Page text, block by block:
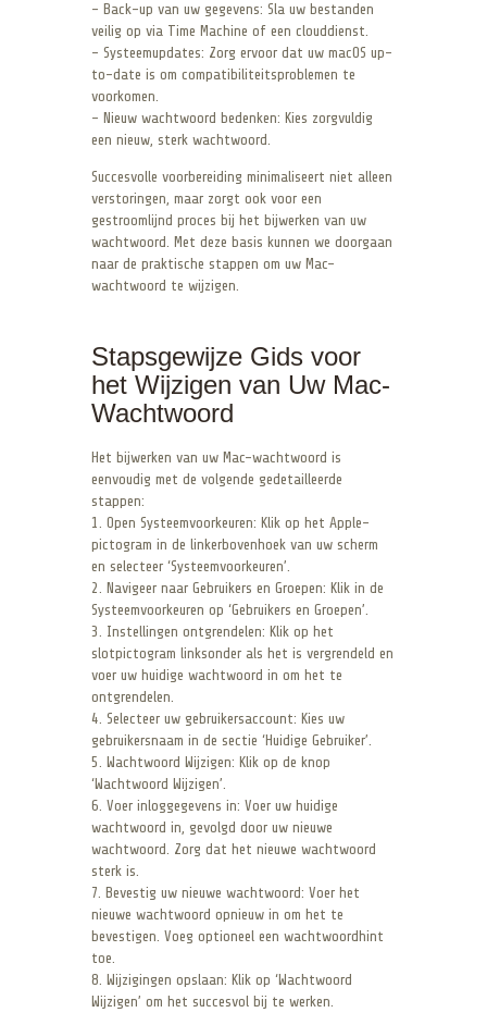
– Back-up van uw gegevens: Sla uw bestanden
veilig op via Time Machine of een clouddienst.
– Systeemupdates: Zorg ervoor dat uw macOS up-
to-date is om compatibiliteitsproblemen te
voorkomen.
– Nieuw wachtwoord bedenken: Kies zorgvuldig
een nieuw, sterk wachtwoord.
Succesvolle voorbereiding minimaliseert niet alleen
verstoringen, maar zorgt ook voor een
gestroomlijnd proces bij het bijwerken van uw
wachtwoord. Met deze basis kunnen we doorgaan
naar de praktische stappen om uw Mac-
wachtwoord te wijzigen.
Stapsgewijze Gids voor
het Wijzigen van Uw Mac-
Wachtwoord
Het bijwerken van uw Mac-wachtwoord is
eenvoudig met de volgende gedetailleerde
stappen:
1. Open Systeemvoorkeuren: Klik op het Apple-
pictogram in de linkerbovenhoek van uw scherm
en selecteer ‘Systeemvoorkeuren’.
2. Navigeer naar Gebruikers en Groepen: Klik in de
Systeemvoorkeuren op ‘Gebruikers en Groepen’.
3. Instellingen ontgrendelen: Klik op het
slotpictogram linksonder als het is vergrendeld en
voer uw huidige wachtwoord in om het te
ontgrendelen.
4. Selecteer uw gebruikersaccount: Kies uw
gebruikersnaam in de sectie ‘Huidige Gebruiker’.
5. Wachtwoord Wijzigen: Klik op de knop
‘Wachtwoord Wijzigen’.
6. Voer inloggegevens in: Voer uw huidige
wachtwoord in, gevolgd door uw nieuwe
wachtwoord. Zorg dat het nieuwe wachtwoord
sterk is.
7. Bevestig uw nieuwe wachtwoord: Voer het
nieuwe wachtwoord opnieuw in om het te
bevestigen. Voeg optioneel een wachtwoordhint
toe.
8. Wijzigingen opslaan: Klik op ‘Wachtwoord
Wijzigen’ om het succesvol bij te werken.